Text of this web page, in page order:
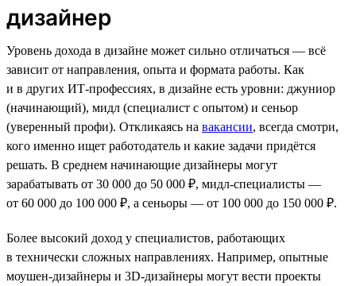
дизайнер
Уровень дохода в дизайне может сильно отличаться — всё
зависит от направления, опыта и формата работы. Как
и в других ИТ-профессиях, в дизайне есть уровни: джуниор
(начинающий), мидл (специалист с опытом) и сеньор
(уверенный профи). Откликаясь на вакансии, всегда смотри,
кого именно ищет работодатель и какие задачи придётся
решать. В среднем начинающие дизайнеры могут
зарабатывать от 30 000 до 50 000 ₽, мидл-специалисты —
от 60 000 до 100 000 ₽, а сеньоры — от 100 000 до 150 000 ₽.
Более высокий доход у специалистов, работающих
в технически сложных направлениях. Например, опытные
моушен-дизайнеры и 3D-дизайнеры могут вести проекты